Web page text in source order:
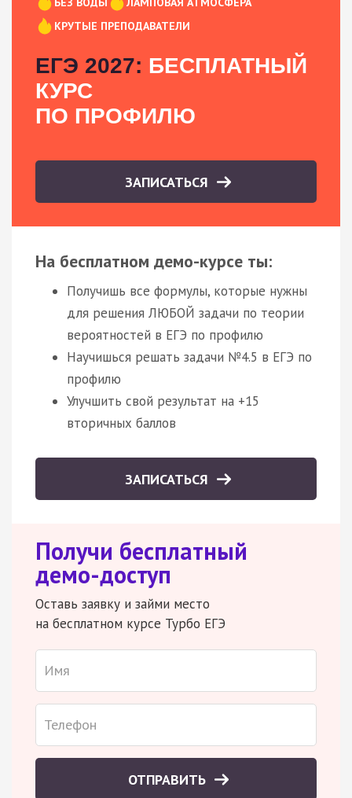
КРУТЫЕ ПРЕПОДАВАТЕЛИ
ЕГЭ 2027: БЕСПЛАТНЫЙ
КУРС
ПО ПРОФИЛЮ
ЗАПИСАТЬСЯ
На бесплатном демо-курсе ты:
Получишь все формулы, которые нужны
для решения ЛЮБОЙ задачи по теории
вероятностей в ЕГЭ по профилю
Научишься решать задачи №4.5 в ЕГЭ по
профилю
Улучшить свой результат на +15
вторичных баллов
ЗАПИСАТЬСЯ
Получи бесплатный
демо-доступ
Оставь заявку и займи место
на бесплатном курсе Турбо ЕГЭ
ОТПРАВИТЬ